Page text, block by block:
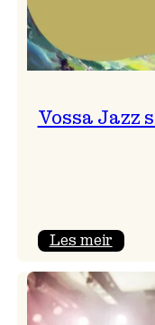
Vossa Jazz
Les meir:
Jazz
søkjer